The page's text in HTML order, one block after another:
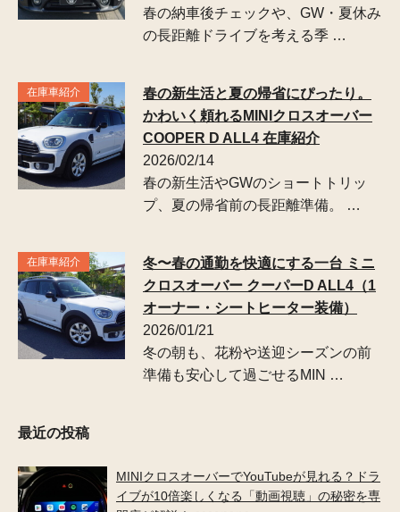
春の納車後チェックや、GW・夏休み
の長距離ドライブを考える季 …
在庫車紹介
春の新生活と夏の帰省にぴったり。
かわいく頼れるMINIクロスオーバー
COOPER D ALL4 在庫紹介
2026/02/14
春の新生活やGWのショートトリッ
プ、夏の帰省前の長距離準備。 …
在庫車紹介
冬〜春の通勤を快適にする一台 ミニ
クロスオーバー クーパーD ALL4（1
オーナー・シートヒーター装備）
2026/01/21
冬の朝も、花粉や送迎シーズンの前
準備も安心して過ごせるMIN …
最近の投稿
MINIクロスオーバーでYouTubeが見れる？ドラ
イブが10倍楽しくなる「動画視聴」の秘密を専